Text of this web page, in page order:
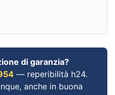
di garanzia?
— reperibilità h24.
anche in buona